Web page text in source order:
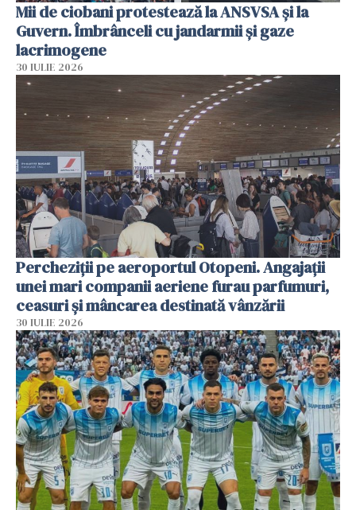
Mii de ciobani protestează la ANSVSA și la
Guvern. Îmbrânceli cu jandarmii și gaze
lacrimogene
30 IULIE 2026
Percheziții pe aeroportul Otopeni. Angajații
unei mari companii aeriene furau parfumuri,
ceasuri și mâncarea destinată vânzării
30 IULIE 2026